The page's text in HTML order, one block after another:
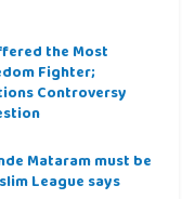
the Most
Fighter;
Controversy
Mataram must be
League says